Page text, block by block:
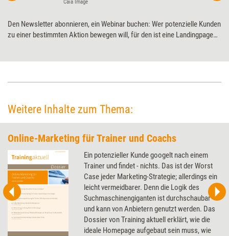
Caia Image
Den Newsletter abonnieren, ein Webinar buchen: Wer potenzielle Kunden
zu einer bestimmten Aktion bewegen will, für den ist eine Landingpage
Weitere Inhalte zum Thema:
Online-Marketing für Trainer und Coachs
Ein potenzieller Kunde googelt nach einem
Trainer und findet - nichts. Das ist der Worst
Case jeder Marketing-Strategie; allerdings ein
leicht vermeidbarer. Denn die Logik des
Suchmaschinengiganten ist durchschaubar
und kann von Anbietern genutzt werden. Das
Dossier von Training aktuell erklärt, wie die
ideale Homepage aufgebaut sein muss, wie